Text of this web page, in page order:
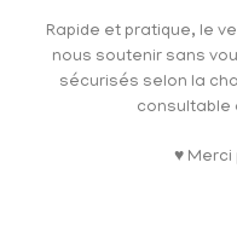
Rapide et pratique, le
nous soutenir sans
sécurisés selon la
consultable
♥ Merci